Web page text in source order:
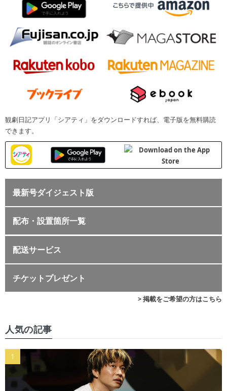
観劇日記アプリ「シアティ」をダウンロードすれば、電子版を無料購読
できます。
最新号ダイジェスト版
配布・設置箇所一覧
配送サービス
チケットプレゼント
> 掲載をご希望の方はこちら
人気の記事